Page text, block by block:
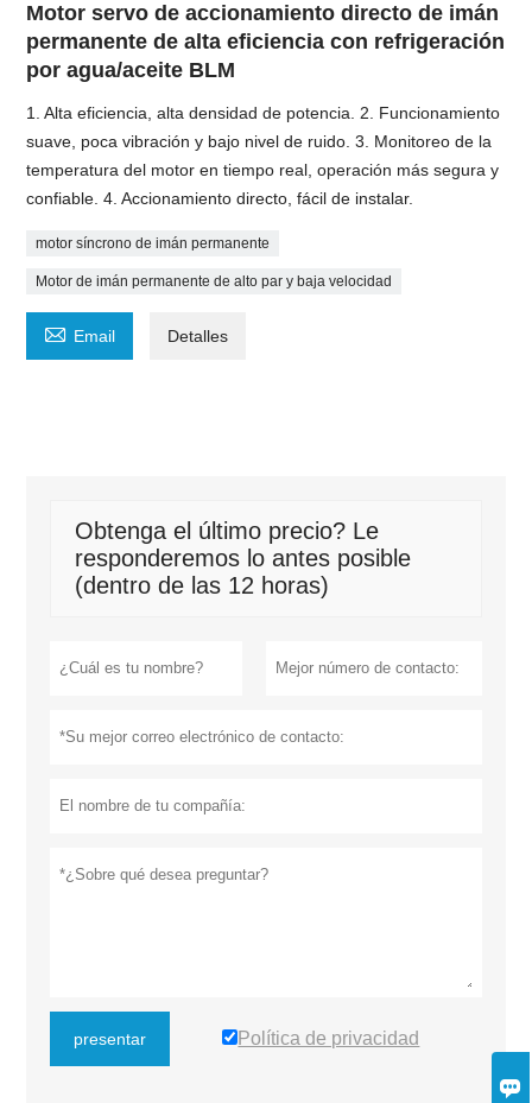

Motor servo de accionamiento directo de imán
permanente de alta eficiencia con refrigeración
por agua/aceite BLM
1. Alta eficiencia, alta densidad de potencia. 2. Funcionamiento
suave, poca vibración y bajo nivel de ruido. 3. Monitoreo de la
temperatura del motor en tiempo real, operación más segura y
confiable. 4. Accionamiento directo, fácil de instalar.
motor síncrono de imán permanente
Motor de imán permanente de alto par y baja velocidad
 Email Detalles
Obtenga el último precio? Le
responderemos lo antes posible
(dentro de las 12 horas)
presentar Política de privacidad